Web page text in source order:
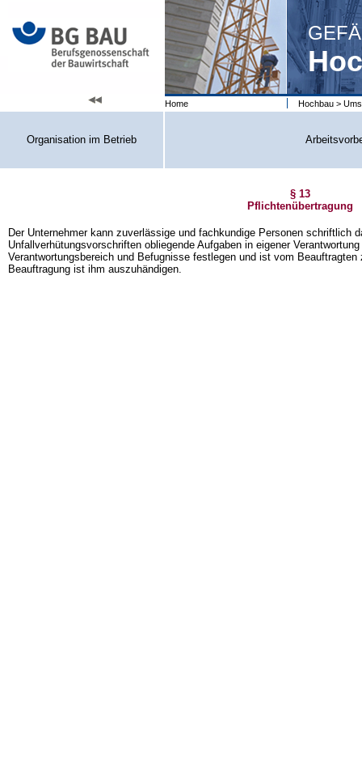
Home Hochbau >
Organisation im Betrieb
§ 13
Pflichtenübertragung
Der Unternehmer kann zuverlässige und fachkundige Personen schriftlich
Unfallverhütungsvorschriften obliegende Aufgaben in eigener
Verantwortungsbereich und Befugnisse festlegen und ist vom
Beauftragung ist ihm auszuhändigen.